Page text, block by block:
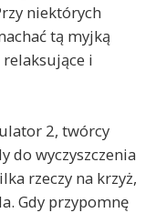
niektórych
tą myjką
i
2, twórcy
do wyczyszczenia
rzeczy na krzyż,
Gdy przypomnę